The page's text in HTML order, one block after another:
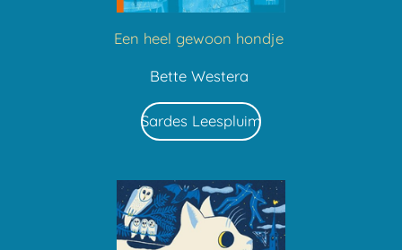
Een heel gewoon hondje
Bette Westera
Sardes Leespluim